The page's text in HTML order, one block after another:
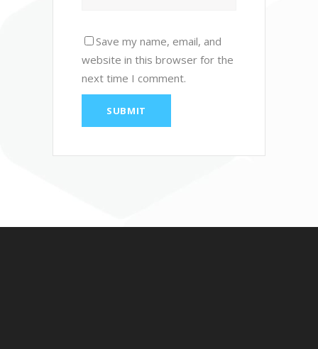
Save my name, email, and
website in this browser for the
next time I comment.